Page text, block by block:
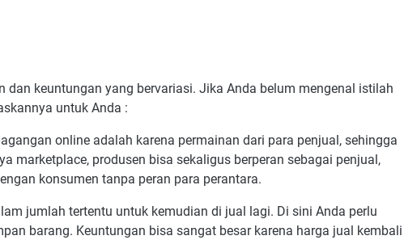
dan keuntungan yang bervariasi. Jika Anda belum mengenal istilah
untuk Anda :
online adalah karena permainan dari para penjual, sehingga
marketplace, produsen bisa sekaligus berperan sebagai penjual,
konsumen tanpa peran para perantara.
jumlah tertentu untuk kemudian di jual lagi. Di sini Anda perlu
barang. Keuntungan bisa sangat besar karena harga jual kembali